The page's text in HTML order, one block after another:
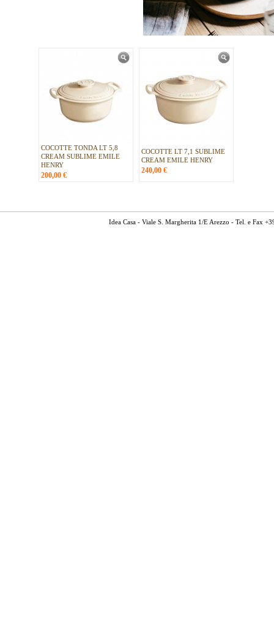
COCOTTE TONDA LT 5,8
CREAM SUBLIME EMILE
HENRY
200,00 €
COCOTTE LT 7,1 SUBLIME
CREAM EMILE HENRY
240,00 €
Idea Casa - Viale S. Margherita 1/E Arezzo - Tel. e Fax